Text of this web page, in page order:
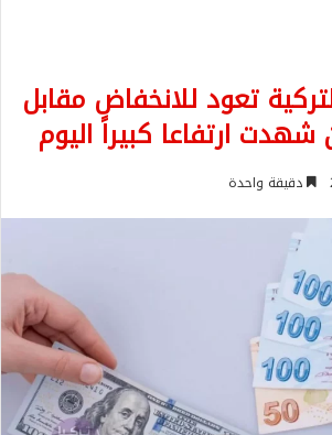
تعود للانخفاض مقابل
شهدت ارتفاعا كبيراً اليوم
دقيقة واحدة